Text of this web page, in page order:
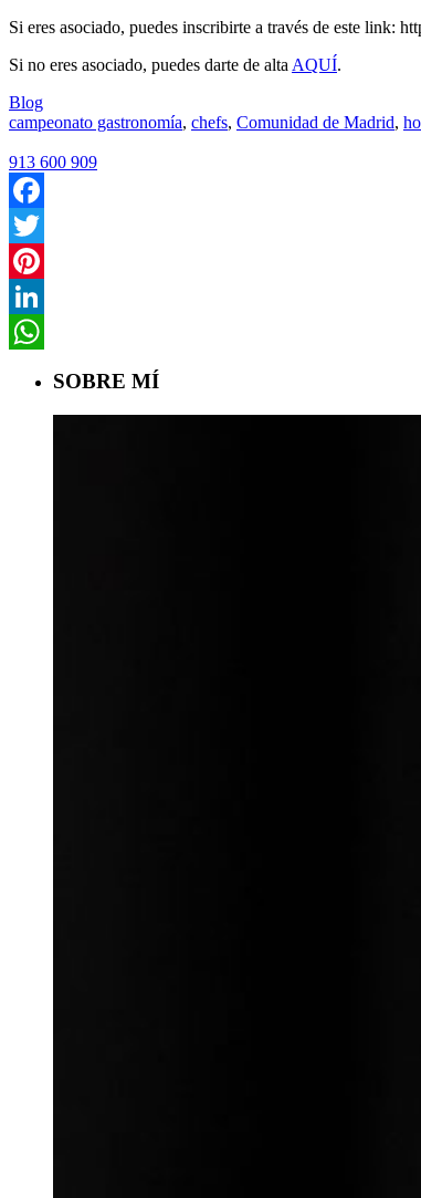
Si eres asociado, puedes inscribirte a través de este link:
Si no eres asociado, puedes darte de alta AQUÍ.
Blog
campeonato gastronomía, chefs, Comunidad de Madrid,
913 600 909
Facebook
Twitter
Pinterest
LinkedIn
SOBRE MÍ